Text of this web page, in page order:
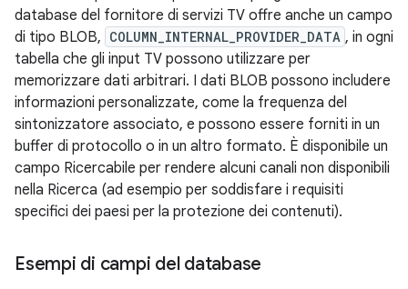
database del fornitore di servizi TV offre anche un campo
di tipo BLOB, COLUMN_INTERNAL_PROVIDER_DATA , in ogni
tabella che gli input TV possono utilizzare per
memorizzare dati arbitrari. I dati BLOB possono includere
informazioni personalizzate, come la frequenza del
sintonizzatore associato, e possono essere forniti in un
buffer di protocollo o in un altro formato. È disponibile un
campo Ricercabile per rendere alcuni canali non disponibili
nella Ricerca (ad esempio per soddisfare i requisiti
specifici dei paesi per la protezione dei contenuti).
Esempi di campi del database